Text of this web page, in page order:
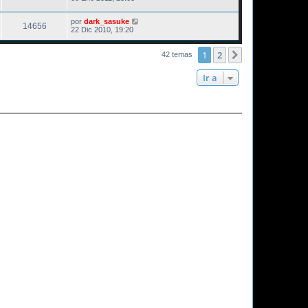
14656 por dark_sasuke
22 Dic 2010, 19:20
42 temas 1 2
Ir a